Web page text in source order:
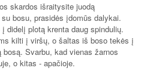
skardos išraitysite juodą
bosu, prasidės įdomūs dalykai.
didelį plotą krenta daug spindulių.
kilti į viršų, o šaltas iš boso tekės į
Svarbu, kad vienas žarnos
o kitas - apačioje.